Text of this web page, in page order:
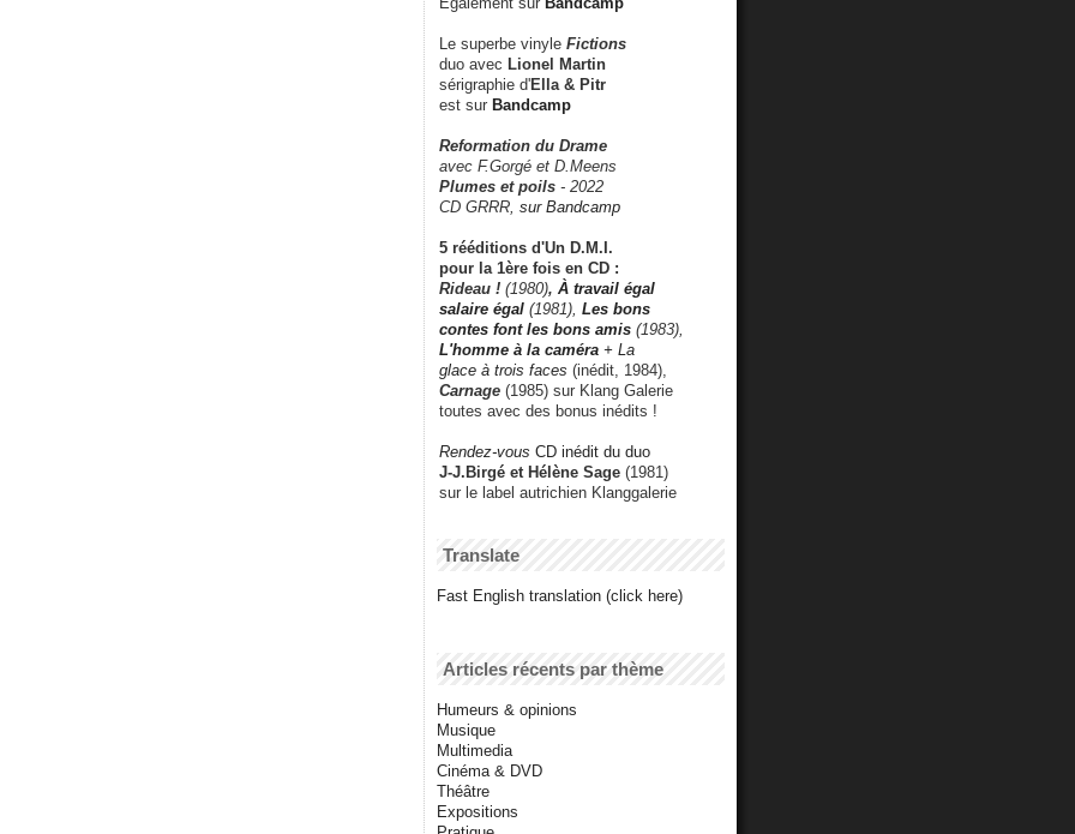
Le superbe vinyle Fictions
duo avec Lionel Martin
sérigraphie d'Ella & Pitr
est sur Bandcamp
Reformation du Drame
avec F.Gorgé et D.Meens
Plumes et poils - 2022
CD GRRR, sur Bandcamp
5 rééditions d'Un D.M.I.
pour la 1ère fois en CD :
Rideau ! (1980), À travail égal
salaire égal (1981), Les bons
contes font les bons amis (1983),
L'homme à la caméra + La
glace à trois faces (inédit, 1984),
Carnage (1985) sur Klang Galerie
toutes avec des bonus inédits !
Rendez-vous CD inédit du duo
J-J.Birgé et Hélène Sage (1981)
sur le label autrichien Klanggalerie
Translate
Fast English translation (click here)
Articles récents par thème
Humeurs & opinions
Musique
Multimedia
Cinéma & DVD
Théâtre
Expositions